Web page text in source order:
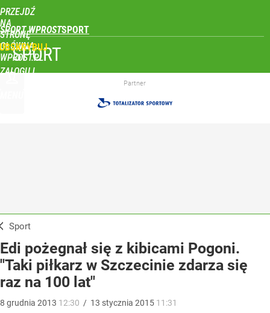
PRZEJDŹ
NA
STRONĘ
GŁÓWNĄ
WPROST.PL
SPORT WPROST
ZALOGUJ
SPORT
Partner
Sport
Edi pożegnał się z kibicami Pogoni.
"Taki piłkarz w Szczecinie zdarza się
raz na 100 lat"
8 grudnia 2013 12:30 / 13 stycznia 2015 11:31